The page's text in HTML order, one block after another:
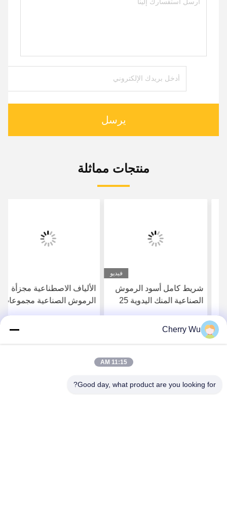
يرسل
منتجات مماثلة
فيديو
شريط كامل أسود الرموش
الصناعية المنك اليدوية 25
الطبيعية
الألياف الاصطناعية مجزأة
الرموش الصناعية مجموعات
Cherry Wu
11:15 AM
Good day, what product are you looking for?